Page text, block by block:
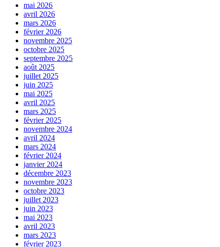
mai 2026
avril 2026
mars 2026
février 2026
novembre 2025
octobre 2025
septembre 2025
août 2025
juillet 2025
juin 2025
mai 2025
avril 2025
mars 2025
février 2025
novembre 2024
avril 2024
mars 2024
février 2024
janvier 2024
décembre 2023
novembre 2023
octobre 2023
juillet 2023
juin 2023
mai 2023
avril 2023
mars 2023
février 2023